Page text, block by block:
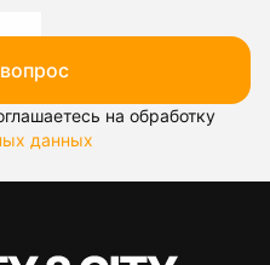
на обработку
данных